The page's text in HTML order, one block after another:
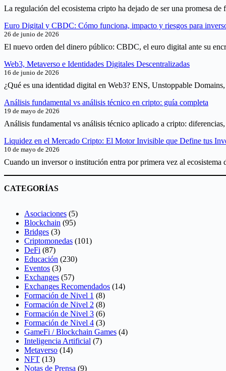
La regulación del ecosistema cripto ha dejado de ser una promesa de
Euro Digital y CBDC: Cómo funciona, impacto y riesgos para
26 de junio de 2026
El nuevo orden del dinero público: CBDC, el euro digital ante su
Web3, Metaverso e Identidades Digitales Descentralizadas
16 de junio de 2026
¿Qué es una identidad digital en Web3? ENS, Unstoppable
Análisis fundamental vs análisis técnico en cripto: guía completa
19 de mayo de 2026
Análisis fundamental vs análisis técnico aplicado a cripto:
Liquidez en el Mercado Cripto: El Motor Invisible que Define tus
10 de mayo de 2026
Cuando un inversor o institución entra por primera vez al ecosistema
CATEGORÍAS
Asociaciones (5)
Blockchain (95)
Bridges (3)
Criptomonedas (101)
DeFi (87)
Educación (230)
Eventos (3)
Exchanges (57)
Exchanges Recomendados (14)
Formación de Nivel 1 (8)
Formación de Nivel 2 (8)
Formación de Nivel 3 (6)
Formación de Nivel 4 (3)
GameFi / Blockchain Games (4)
Inteligencia Artificial (7)
Metaverso (14)
NFT (13)
Notas de Prensa (9)